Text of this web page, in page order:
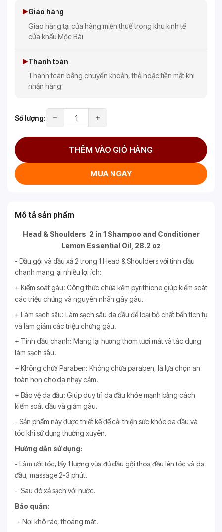
Giao hàng
Giao hàng tại cửa hàng miễn thuế trong khu kinh tế
cửa khẩu Mộc Bài
Thanh toán
Thanh toán bằng chuyển khoản, thẻ hoặc tiền mặt khi
nhận hàng
Số lượng:
THÊM VÀO GIỎ HÀNG
MUA NGAY
Mô tả sản phẩm
Head & Shoulders 2 in 1 Shampoo and Conditioner
Lemon Essential Oil, 28.2 oz
- Dầu gội và dầu xả 2 trong 1 Head & Shoulders với tinh dầu
chanh mang lại nhiều lợi ích:
+ Kiểm soát gàu: Công thức chứa kẽm pyrithione giúp kiểm soát
các triệu chứng và nguyên nhân gây gàu.
+ Làm sạch sâu: Làm sạch sâu da đầu để loại bỏ chất bẩn tích tụ
và làm giảm các triệu chứng gàu.
+ Tinh dầu chanh: Mang lại hương thơm tươi mát và tác dụng
làm sạch sâu.
+ Không chứa Paraben: Không chứa paraben, là lựa chọn an
toàn hơn cho da nhạy cảm.
+ Bảo vệ da đầu: Giúp duy trì da đầu khỏe mạnh bằng cách
kiểm soát dầu và giảm gàu.
- Sản phẩm này được thiết kế để cải thiện sức khỏe da đầu và
tóc khi sử dụng thường xuyên.
Hướng dẫn sử dụng:
- Làm ướt tóc, lấy 1 lượng vừa đủ dầu gội thoa đều lên tóc và da
đầu, massage 2-3 phút.
- Sau đó xả sạch với nước.
Bảo quản:
- Nơi khô ráo, thoáng mát.